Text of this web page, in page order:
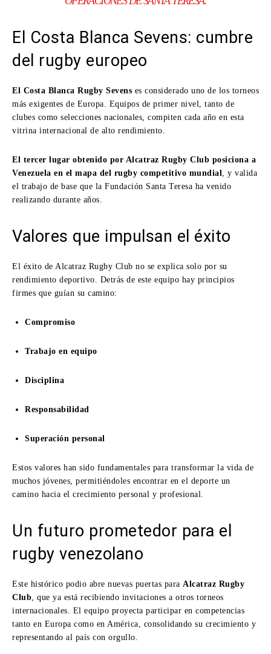
El Costa Blanca Sevens: cumbre
del rugby europeo
El Costa Blanca Rugby Sevens es considerado uno de los torneos
más exigentes de Europa. Equipos de primer nivel, tanto de
clubes como selecciones nacionales, compiten cada año en esta
vitrina internacional de alto rendimiento.
El tercer lugar obtenido por Alcatraz Rugby Club posiciona a
Venezuela en el mapa del rugby competitivo mundial
, y valida
el trabajo de base que la Fundación Santa Teresa ha venido
realizando durante años.
Valores que impulsan el éxito
El éxito de Alcatraz Rugby Club no se explica solo por su
rendimiento deportivo. Detrás de este equipo hay principios
firmes que guían su camino:
Compromiso
Trabajo en equipo
Disciplina
Responsabilidad
Superación personal
Estos valores han sido fundamentales para transformar la vida de
muchos jóvenes, permitiéndoles encontrar en el deporte un
camino hacia el crecimiento personal y profesional.
Un futuro prometedor para el
rugby venezolano
Este histórico podio abre nuevas puertas para Alcatraz Rugby
Club , que ya está recibiendo invitaciones a otros torneos
internacionales. El equipo proyecta participar en competencias
tanto en Europa como en América, consolidando su crecimiento y
representando al país con orgullo.